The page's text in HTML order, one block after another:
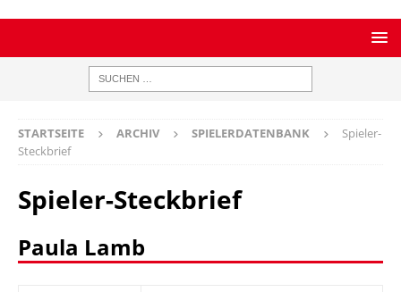
STARTSEITE ARCHIV SPIELERDATENBANK
Spieler-
Steckbrief
Spieler-Steckbrief
Paula Lamb